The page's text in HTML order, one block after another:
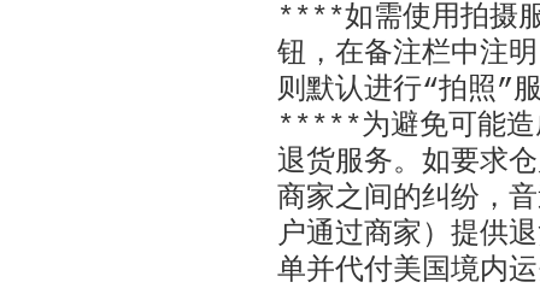
****如需使用拍摄
钮，在备注栏中注
则默认进行“拍照”
*****为避免可能
退货服务。如要求
商家之间的纠纷，
户通过商家）提供
单并代付美国境内